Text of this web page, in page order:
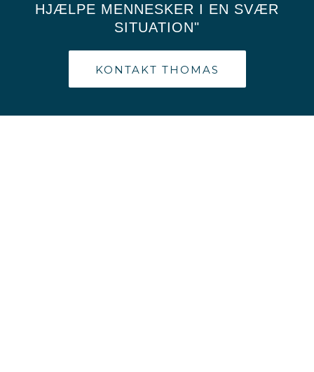
HJÆLPE MENNESKER I EN SVÆR
SITUATION"
KONTAKT THOMAS